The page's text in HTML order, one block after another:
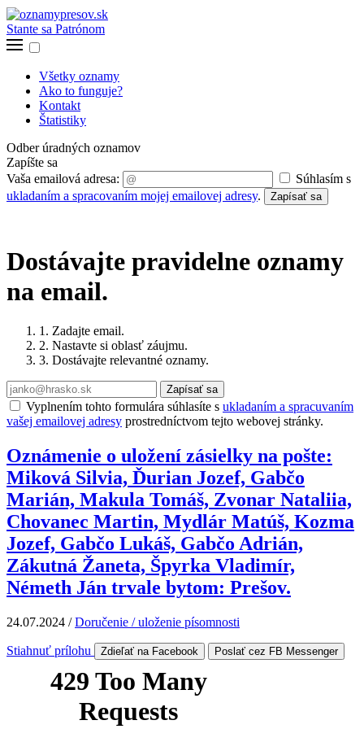
Stante sa Patrónom
Všetky oznamy
Ako to funguje?
Kontakt
Štatistiky
Odber úradných oznamov
Zapíšte sa
Vaša emailová adresa:
Súhlasím s
ukladaním a spracovaním mojej emailovej adresy. Zapísať sa
Dostávajte pravidelne oznamy
na email.
1. Zadajte email.
2. Nastavte si oblasť záujmu.
3. Dostávajte relevantné oznamy.
Zapísať sa
Vyplnením tohto formulára súhlasíte s ukladaním a spracuvaním
vašej emailovej adresy prostredníctvom tejto webovej stránky.
Oznámenie o uložení zásielky na pošte:
Miková Silvia, Ďurian Jozef, Gabčo
Marián, Makula Tomáš, Zvonar Nataliia,
Chovanec Martin, Mydlár Matúš, Kozma
Jozef, Gabčo Lukáš, Gabčo Adrián,
Zákutná Žaneta, Špyrka Vladimír,
Németh Ján trvale bytom: Prešov.
24.07.2024 /Doručenie / uloženie písomnosti
Stiahnuť prílohu Zdieľať na Facebook Poslať cez FB Messenger